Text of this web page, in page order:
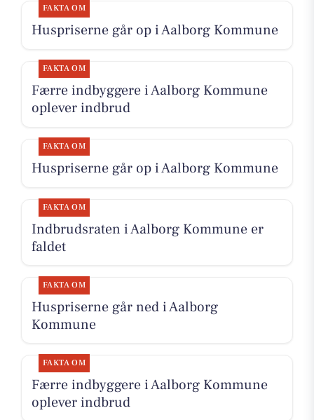
FAKTA OM
Huspriserne går op i Aalborg Kommune
FAKTA OM
Færre indbyggere i Aalborg Kommune
oplever indbrud
FAKTA OM
Huspriserne går op i Aalborg Kommune
FAKTA OM
Indbrudsraten i Aalborg Kommune er
faldet
FAKTA OM
Huspriserne går ned i Aalborg
Kommune
FAKTA OM
Færre indbyggere i Aalborg Kommune
oplever indbrud